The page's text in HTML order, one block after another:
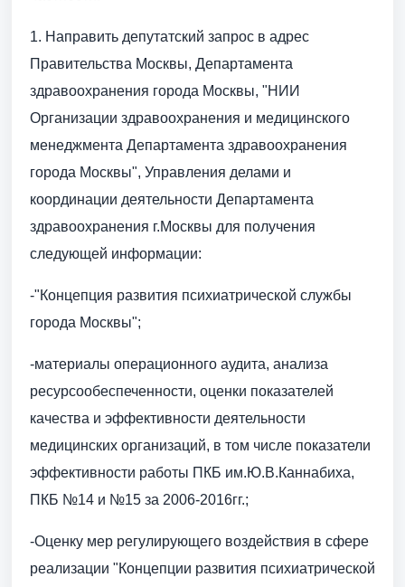
1. Направить депутатский запрос в адрес
Правительства Москвы, Департамента
здравоохранения города Москвы, "НИИ
Организации здравоохранения и медицинского
менеджмента Департамента здравоохранения
города Москвы", Управления делами и
координации деятельности Департамента
здравоохранения г.Москвы для получения
следующей информации:
-"Концепция развития психиатрической службы
города Москвы";
-материалы операционного аудита, анализа
ресурсообеспеченности, оценки показателей
качества и эффективности деятельности
медицинских организаций, в том числе показатели
эффективности работы ПКБ им.Ю.В.Каннабиха,
ПКБ №14 и №15 за 2006-2016гг.;
-Оценку мер регулирующего воздействия в сфере
реализации "Концепции развития психиатрической